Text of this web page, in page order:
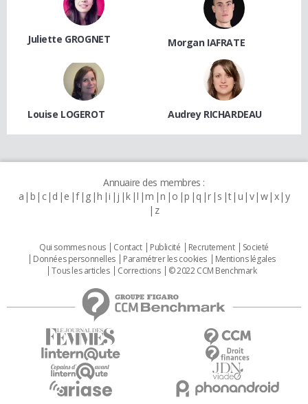
Juliette GROGNET Morgan IAFRATE
Louise LOGEROT Audrey RICHARDEAU
Annuaire des membres :
a b c d e f g h i j k l m n o p q r s t u v w x y
z
Qui sommes nous Contact Publicité Recrutement
Societé
Données personnelles
Paramétrer les cookies
Mentions légales
Tous les articles
Corrections © 2022 CCM Benchmark